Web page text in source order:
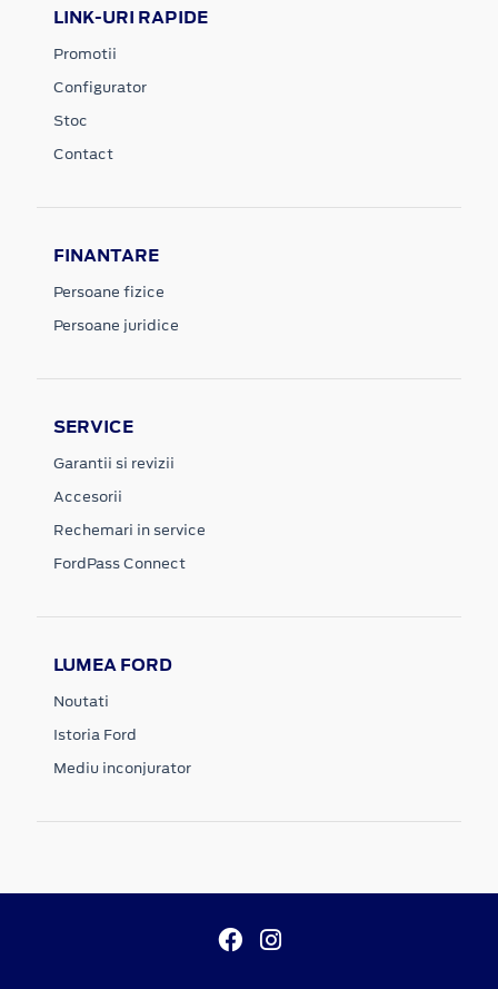
LINK-URI RAPIDE
Promotii
Configurator
Stoc
Contact
FINANTARE
Persoane fizice
Persoane juridice
SERVICE
Garantii si revizii
Accesorii
Rechemari in service
FordPass Connect
LUMEA FORD
Noutati
Istoria Ford
Mediu inconjurator